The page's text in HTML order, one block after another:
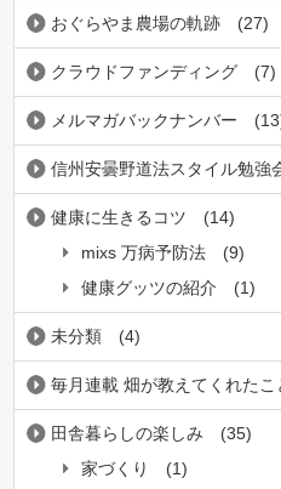
おぐらやま農場の軌跡 (27)
クラウドファンディング (7)
メルマガバックナンバー
信州安曇野道法スタイル勉強
健康に生きるコツ
(14)
mixs 万病予防法
(9)
健康グッツの紹介
(1)
未分類 (4)
毎月連載 畑が教えてくれたこ
田舎暮らしの楽しみ
(35)
家づくり
(1)